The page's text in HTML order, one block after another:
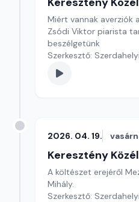
Miért vannak averziók
Zsódi Viktor piarista
beszélgetünk
Szerkesztő:
2026. 04. 19.
Keresztény
A költészet erejéről
Mihály.
Szerkesztő: